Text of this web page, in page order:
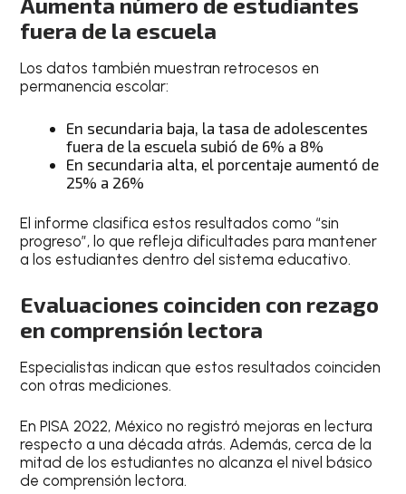
fuera de la escuela
Los datos también muestran retrocesos en
permanencia escolar:
En secundaria baja, la tasa de adolescentes
fuera de la escuela subió de 6% a 8%
En secundaria alta, el porcentaje aumentó de
25% a 26%
El informe clasifica estos resultados como “sin
progreso”, lo que refleja dificultades para mantener
a los estudiantes dentro del sistema educativo.
Evaluaciones coinciden con rezago
en comprensión lectora
Especialistas indican que estos resultados coinciden
con otras mediciones.
En PISA 2022, México no registró mejoras en lectura
respecto a una década atrás. Además, cerca de la
mitad de los estudiantes no alcanza el nivel básico
de comprensión lectora.